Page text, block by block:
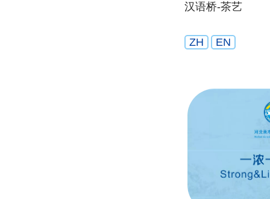
汉语桥-茶艺
ZH EN